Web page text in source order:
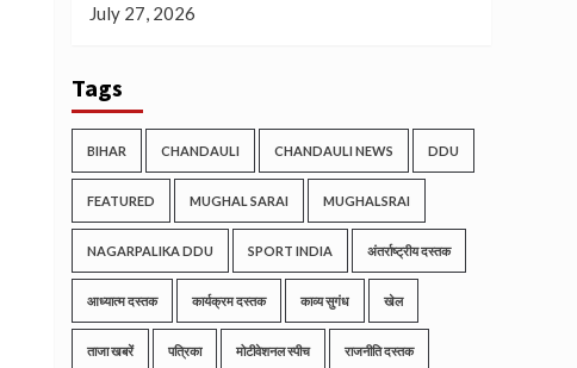
July 27, 2026
Tags
BIHAR CHANDAULI CHANDAULI NEWS DDU
FEATURED MUGHAL SARAI MUGHALSRAI
NAGARPALIKA DDU SPORT INDIA अंतर्राष्ट्रीय दस्तक
आध्यात्म दस्तक कार्यक्रम दस्तक काव्य सुगंध खेल
ताजा खबरें पत्रिका मोटीवेशनल स्पीच राजनीति दस्तक